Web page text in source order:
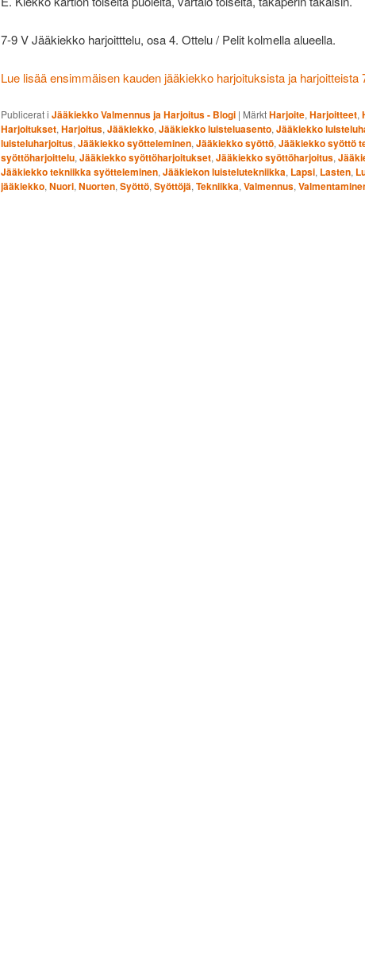
7-9 V Jääkiekko harjoitttelu, osa 4. Ottelu / Pelit kolmella alueella.
Lue lisää ensimmäisen kauden jääkiekko harjoituksista ja harjoitteista
Publicerat i Jääkiekko Valmennus ja Harjoitus - Blogi | MärktHarjoite, Harjoitteet,
Harjoitukset, Harjoitus, Jääkiekko, Jääkiekko luisteluasento, Jääkiekko
luisteluharjoitus, Jääkiekko syötteleminen, Jääkiekko syöttö, Jääkiekko syöttö
syöttöharjoittelu, Jääkiekko syöttöharjoitukset, Jääkiekko syöttöharjoitus,
Jääkiekko tekniikka syötteleminen, Jääkiekon luistelutekniikka, Lapsi, Lasten,
jääkiekko, Nuori, Nuorten, Syöttö, Syöttöjä, Tekniikka, Valmennus,